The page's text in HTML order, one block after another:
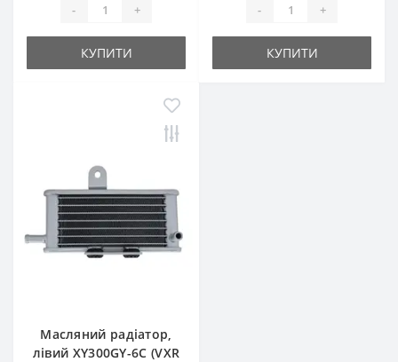
- +
КУПИТИ
- +
КУПИТИ
Масляний радіатор,
лівий XY300GY-6C (VXR